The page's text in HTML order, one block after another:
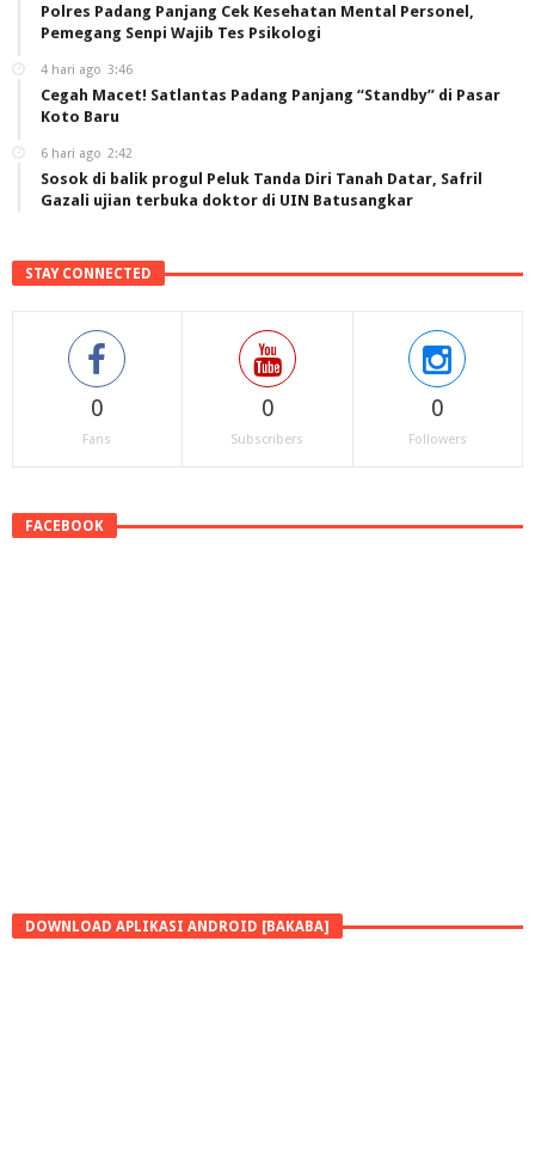
Polres Padang Panjang Cek Kesehatan Mental Personel,
Pemegang Senpi Wajib Tes Psikologi
4 hari ago 3:46
Cegah Macet! Satlantas Padang Panjang “Standby” di Pasar
Koto Baru
6 hari ago 2:42
Sosok di balik progul Peluk Tanda Diri Tanah Datar, Safril
Gazali ujian terbuka doktor di UIN Batusangkar
STAY CONNECTED
0
Fans
0
Subscribers
0
Followers
FACEBOOK
DOWNLOAD APLIKASI ANDROID [BAKABA]